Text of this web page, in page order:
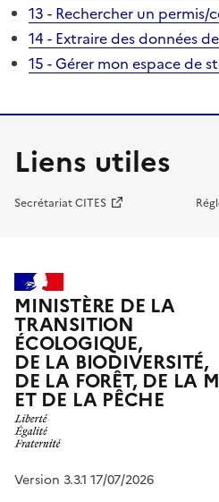
13 - Rechercher un
14 - Extraire des données
15 - Gérer mon espace de
Liens utiles
Secrétariat CITES
MINISTÈRE DE LA
TRANSITION
ÉCOLOGIQUE,
DE LA BIODIVERSITÉ,
DE LA FORÊT, DE LA
ET DE LA PÊCHE
Version 3.3.1 17/07/2026